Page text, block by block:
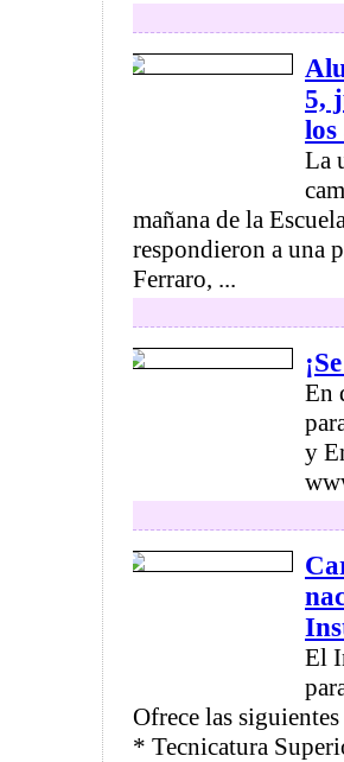
5,
La
mañana de la
respondieron a una
Ferraro, ...
En
y
El
Ofrece las
* Tecnicatura